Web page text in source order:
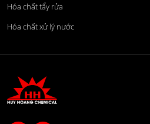
Hóa chất tẩy rửa
Hóa chất xử lý nước